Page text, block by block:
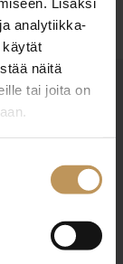
analytiikka-
käytät
näitä
tai joita on
rf